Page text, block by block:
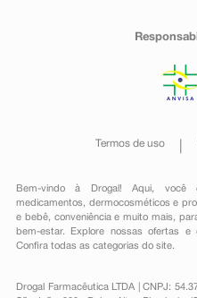
Termos de uso
Bem-vindo à Drogal! Aqui, você
medicamentos , dermocosméticos e
e bebê, conveniênciae muito mais,
bem-estar. Explore nossas ofertas
Confira todas as categorias do site.
Drogal Farmacêutica LTDA | CNPJ: